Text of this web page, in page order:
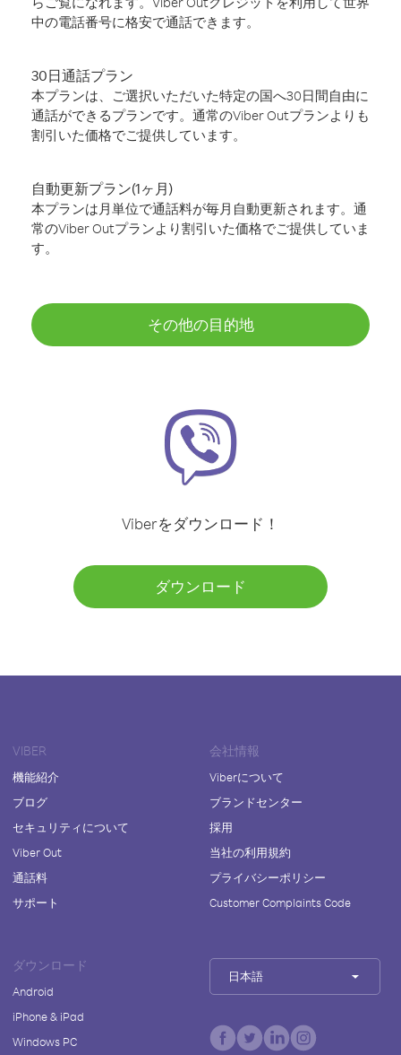
中の電話番号に格安で通話できます。
30日通話プラン
本プランは、ご選択いただいた特定の国へ30日間自由に
通話ができるプランです。通常のViber Outプランよりも
割引いた価格でご提供しています。
自動更新プラン(1ヶ月)
本プランは月単位で通話料が毎月自動更新されます。通
常のViber Outプランより割引いた価格でご提供していま
す。
その他の目的地
Viberをダウンロード！
ダウンロード
VIBER
機能紹介
ブログ
セキュリティについて
Viber Out
通話料
サポート
会社情報
Viberについて
ブランドセンター
採用
当社の利用規約
プライバシーポリシー
Customer Complaints Code
ダウンロード
Android
iPhone & iPad
Windows PC
日本語